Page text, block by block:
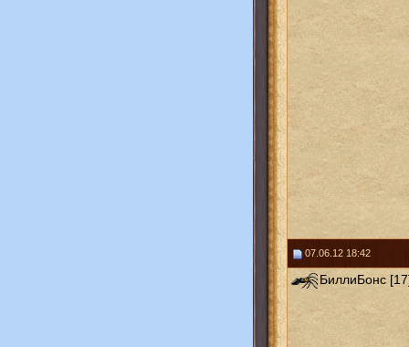
07.06.12 18:42
БиллиБонс